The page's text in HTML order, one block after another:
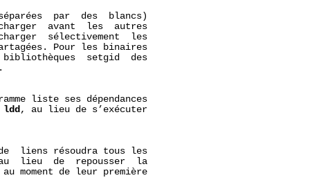
par  des  blancs)
avant  les  autres
sélectivement  les
Pour les binaires
setgid  des
liste ses dépendances
ldd, au lieu de s’exécuter
liens résoudra tous les
lieu  de  repousser  la
moment de leur première